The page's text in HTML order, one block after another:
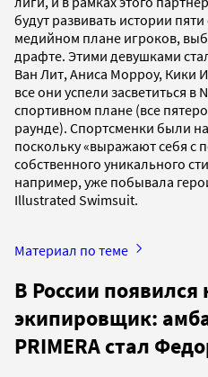
будут развивать истории
медийном плане игроков,
драфте. Этими девушками
Ван Лит, Аниса Морроу, Кики
все они успели засветиться в
спортивном плане (все
раунде). Спортсменки были
поскольку «выражают себя с
собственного уникального
например, уже побывала
Illustrated Swimsuit.
Материал по теме
В России
экипировщик:
PRIMERA стал